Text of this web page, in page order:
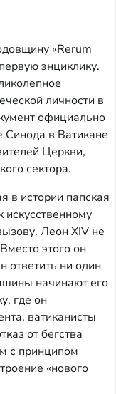
«Rerum
энциклику.
личности в
официально
Синода в Ватикане
Церкви,
сектора.
в истории папская
Леон XIV не
этого он
ответить ни один
начинают его
где он
ватиканисты
от бегства
с принципом
«нового